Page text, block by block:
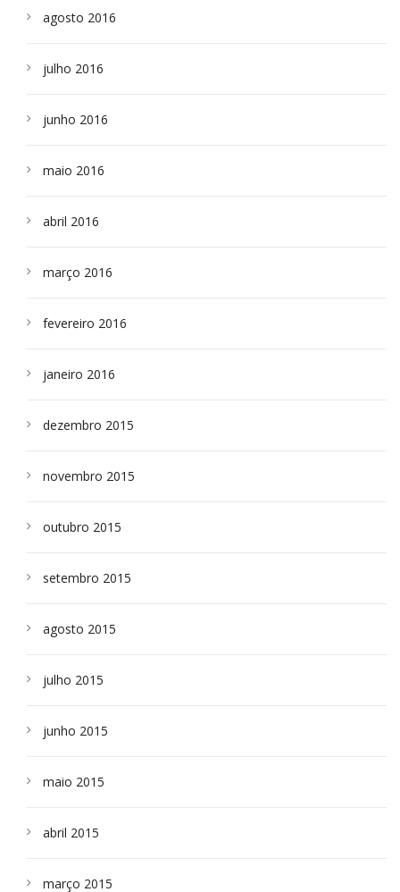
agosto 2016
julho 2016
junho 2016
maio 2016
abril 2016
março 2016
fevereiro 2016
janeiro 2016
dezembro 2015
novembro 2015
outubro 2015
setembro 2015
agosto 2015
julho 2015
junho 2015
maio 2015
abril 2015
março 2015